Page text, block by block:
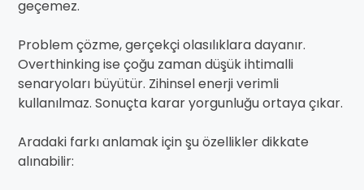
geçemez.
Problem çözme, gerçekçi olasılıklara dayanır.
Overthinking ise çoğu zaman düşük ihtimalli
senaryoları büyütür. Zihinsel enerji verimli
kullanılmaz. Sonuçta karar yorgunluğu ortaya çıkar.
Aradaki farkı anlamak için şu özellikler dikkate
alınabilir: